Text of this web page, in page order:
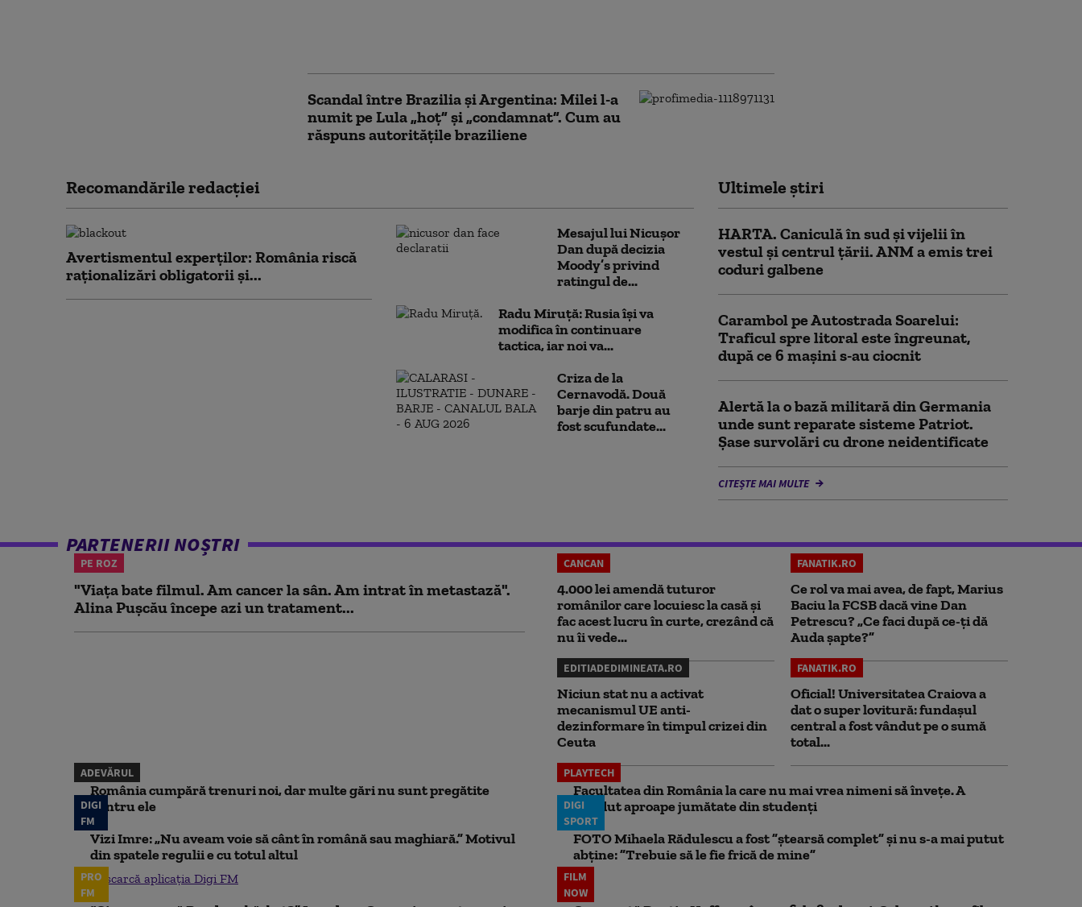
Scandal între Brazilia și Argentina: Milei l-a
numit pe Lula „hoț” și „condamnat”. Cum au
răspuns autoritățile braziliene
Recomandările redacţiei
Avertismentul experților: România riscă
raționalizări obligatorii și...
Mesajul lui Nicușor
Dan după decizia
Moody’s privind
ratingul de...
Radu Miruță: Rusia își va
modifica în continuare
tactica, iar noi va...
Criza de la
Cernavodă. Două
barje din patru au
fost scufundate...
Ultimele știri
HARTA. Caniculă în sud și vijelii în
vestul și centrul țării. ANM a emis trei
coduri galbene
Carambol pe Autostrada Soarelui:
Traficul spre litoral este îngreunat,
după ce 6 mașini s-au ciocnit
Alertă la o bază militară din Germania
unde sunt reparate sisteme Patriot.
Șase survolări cu drone neidentificate
CITEȘTE MAI MULTE
PARTENERII NOȘTRI
PE ROZ
"Viața bate filmul. Am cancer la sân. Am intrat în metastază".
Alina Pușcău începe azi un tratament...
CANCAN
4.000 lei amendă tuturor
românilor care locuiesc la casă și
fac acest lucru în curte, crezând că
nu îi vede...
FANATIK.RO
Ce rol va mai avea, de fapt, Marius
Baciu la FCSB dacă vine Dan
Petrescu? „Ce faci după ce-ți dă
Auda șapte?”
EDITIADEDIMINEATA.RO
Niciun stat nu a activat
mecanismul UE anti-
dezinformare în timpul crizei din
Ceuta
FANATIK.RO
Oficial! Universitatea Craiova a
dat o super lovitură: fundaşul
central a fost vândut pe o sumă
total...
ADEVĂRUL
România cumpără trenuri noi, dar multe gări nu sunt pregătite
pentru ele
PLAYTECH
Facultatea din România la care nu mai vrea nimeni să înveţe. A
pierdut aproape jumătate din studenţi
DIGI
FM
Vizi Imre: „Nu aveam voie să cânt în română sau maghiară.” Motivul
din spatele regulii e cu totul altul
Descarcă aplicația Digi FM
DIGI
SPORT
FOTO Mihaela Rădulescu a fost ”ștearsă complet” și nu s-a mai putut
abține: ”Trebuie să le fie frică de mine”
PRO
FM
FILM
NOW